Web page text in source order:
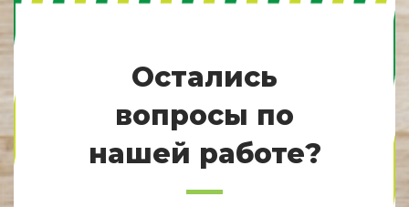
Остались
вопросы по
нашей работе?